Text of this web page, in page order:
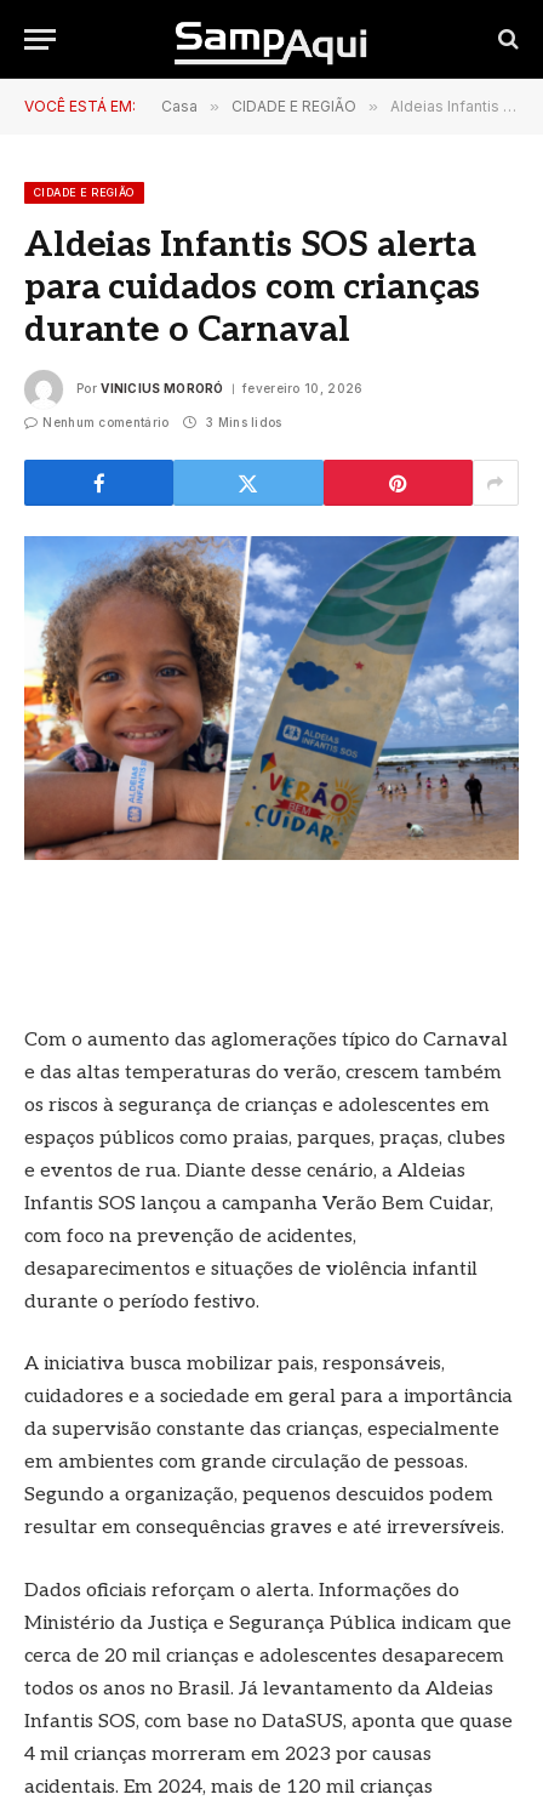
VOCÊ ESTÁ EM: Casa » CIDADE E REGIÃO » Aldeias Infantis SOS alerta para cuidados com crianças durante o Carnaval
CIDADE E REGIÃO
Aldeias Infantis SOS alerta
para cuidados com crianças
durante o Carnaval
Por VINICIUS MORORÓ fevereiro 10, 2026
Nenhum comentário 3 Mins lidos
Com o aumento das aglomerações típico do Carnaval
e das altas temperaturas do verão, crescem também
os riscos à segurança de crianças e adolescentes em
espaços públicos como praias, parques, praças, clubes
e eventos de rua. Diante desse cenário, a Aldeias
Infantis SOS lançou a campanha Verão Bem Cuidar,
com foco na prevenção de acidentes,
desaparecimentos e situações de violência infantil
durante o período festivo.
A iniciativa busca mobilizar pais, responsáveis,
cuidadores e a sociedade em geral para a importância
da supervisão constante das crianças, especialmente
em ambientes com grande circulação de pessoas.
Segundo a organização, pequenos descuidos podem
resultar em consequências graves e até irreversíveis.
Dados oficiais reforçam o alerta. Informações do
Ministério da Justiça e Segurança Pública indicam que
cerca de 20 mil crianças e adolescentes desaparecem
todos os anos no Brasil. Já levantamento da Aldeias
Infantis SOS, com base no DataSUS, aponta que quase
4 mil crianças morreram em 2023 por causas
acidentais. Em 2024, mais de 120 mil crianças